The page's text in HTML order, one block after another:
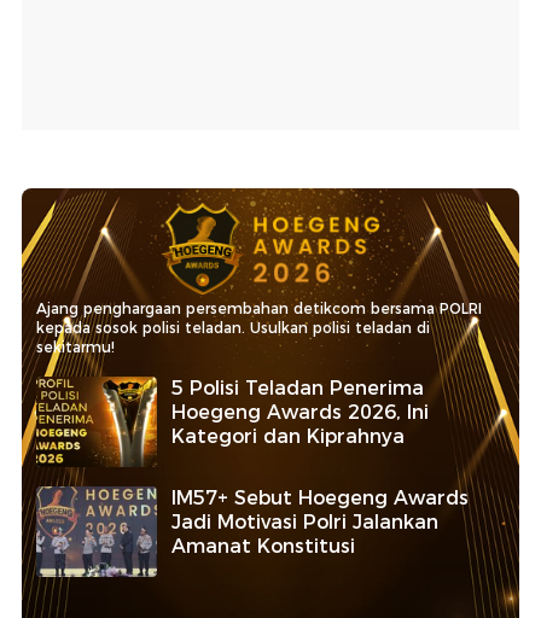
Ajang penghargaan persembahan detikcom bersama POLRI
kepada sosok polisi teladan. Usulkan polisi teladan di
sekitarmu!
5 Polisi Teladan Penerima
Hoegeng Awards 2026, Ini
Kategori dan Kiprahnya
IM57+ Sebut Hoegeng Awards
Jadi Motivasi Polri Jalankan
Amanat Konstitusi